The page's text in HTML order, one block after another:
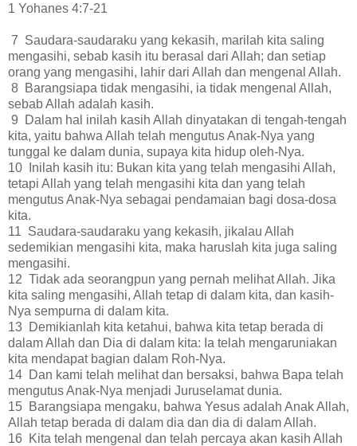
1 Yohanes 4:7-21
7 Saudara-saudaraku yang kekasih, marilah kita saling
mengasihi, sebab kasih itu berasal dari Allah; dan setiap
orang yang mengasihi, lahir dari Allah dan mengenal Allah.
8 Barangsiapa tidak mengasihi, ia tidak mengenal Allah,
sebab Allah adalah kasih.
9 Dalam hal inilah kasih Allah dinyatakan di tengah-tengah
kita, yaitu bahwa Allah telah mengutus Anak-Nya yang
tunggal ke dalam dunia, supaya kita hidup oleh-Nya.
10 Inilah kasih itu: Bukan kita yang telah mengasihi Allah,
tetapi Allah yang telah mengasihi kita dan yang telah
mengutus Anak-Nya sebagai pendamaian bagi dosa-dosa
kita.
11 Saudara-saudaraku yang kekasih, jikalau Allah
sedemikian mengasihi kita, maka haruslah kita juga saling
mengasihi.
12 Tidak ada seorangpun yang pernah melihat Allah. Jika
kita saling mengasihi, Allah tetap di dalam kita, dan kasih-
Nya sempurna di dalam kita.
13 Demikianlah kita ketahui, bahwa kita tetap berada di
dalam Allah dan Dia di dalam kita: Ia telah mengaruniakan
kita mendapat bagian dalam Roh-Nya.
14 Dan kami telah melihat dan bersaksi, bahwa Bapa telah
mengutus Anak-Nya menjadi Juruselamat dunia.
15 Barangsiapa mengaku, bahwa Yesus adalah Anak Allah,
Allah tetap berada di dalam dia dan dia di dalam Allah.
16 Kita telah mengenal dan telah percaya akan kasih Allah